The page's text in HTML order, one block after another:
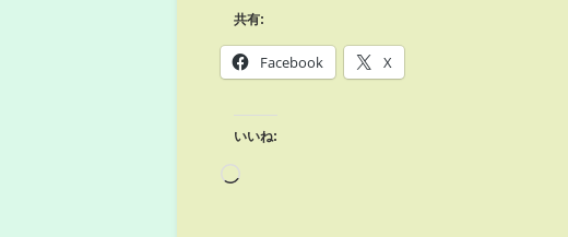
共有:
Facebook X
いいね: